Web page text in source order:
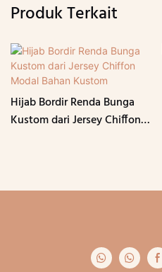
Produk Terkait
Hijab Bordir Renda Bunga
Kustom dari Jersey Chiffon